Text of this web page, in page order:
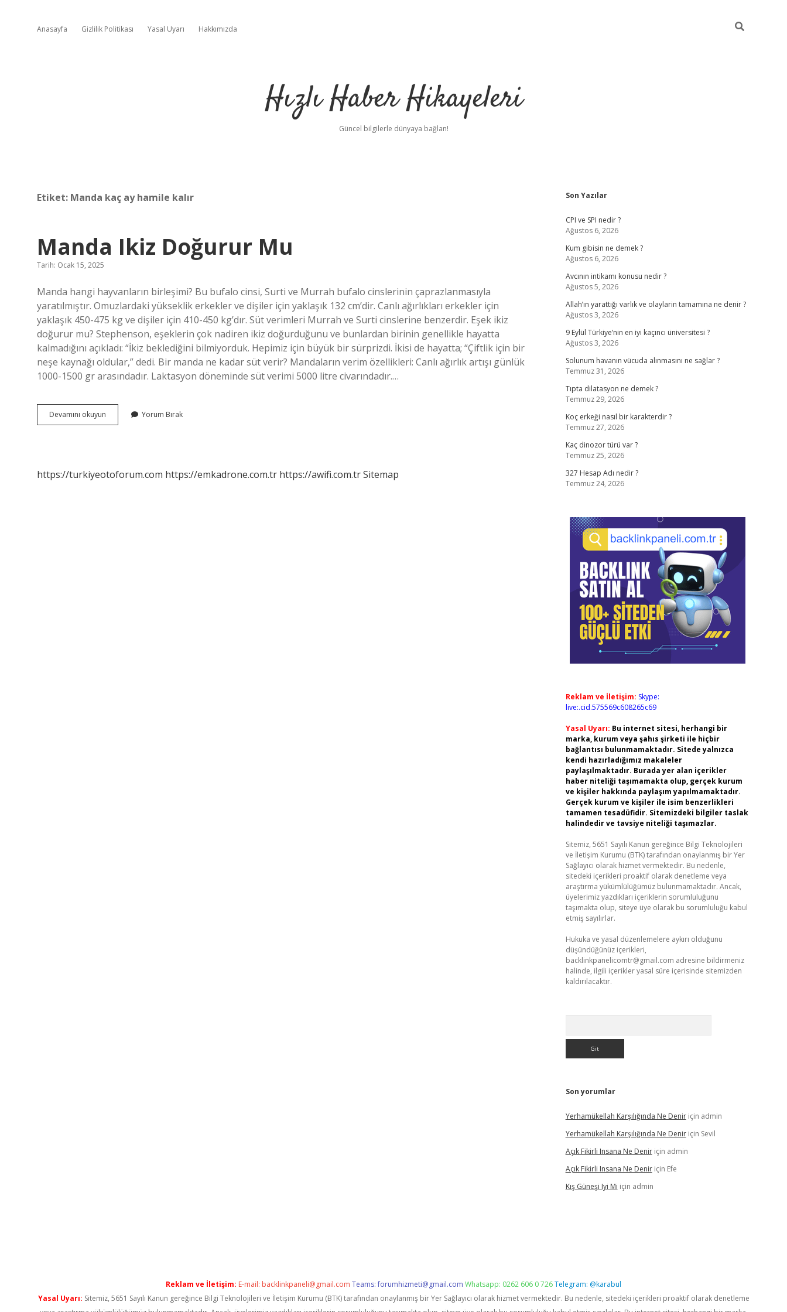
Anasayfa Gizlilik Politikası Yasal Uyarı Hakkımızda
Hızlı Haber Hikayeleri
Güncel bilgilerle dünyaya bağlan!
Etiket: Manda kaç ay hamile kalır
Manda Ikiz Doğurur Mu
Tarih: Ocak 15, 2025
Manda hangi hayvanların birleşimi? Bu bufalo cinsi, Surti ve Murrah bufalo cinslerinin çaprazlanmasıyla
yaratılmıştır. Omuzlardaki yükseklik erkekler ve dişiler için yaklaşık 132 cm’dir. Canlı ağırlıkları erkekler için
yaklaşık 450-475 kg ve dişiler için 410-450 kg’dır. Süt verimleri Murrah ve Surti cinslerine benzerdir. Eşek ikiz
doğurur mu? Stephenson, eşeklerin çok nadiren ikiz doğurduğunu ve bunlardan birinin genellikle hayatta
kalmadığını açıkladı: “İkiz beklediğini bilmiyorduk. Hepimiz için büyük bir sürprizdi. İkisi de hayatta; “Çiftlik için bir
neşe kaynağı oldular,” dedi. Bir manda ne kadar süt verir? Mandaların verim özellikleri: Canlı ağırlık artışı günlük
1000-1500 gr arasındadır. Laktasyon döneminde süt verimi 5000 litre civarındadır.…
Devamını okuyun
Ikiz
Yorum Bırak
https://turkiyeotoforum.com https://emkadrone.com.tr https://awifi.com.trSitemap
Sidebar
Son Yazılar
CPI ve SPI nedir ?
Ağustos 6, 2026
Kum gibisin ne demek ?
Ağustos 6, 2026
Avcının intikamı konusu nedir ?
Ağustos 5, 2026
Allah’ın yarattığı varlık ve olaylarin tamamına ne denir ?
Ağustos 3, 2026
9 Eylül Türkiye’nin en iyi kaçıncı üniversitesi ?
Ağustos 3, 2026
Solunum havanın vücuda alınmasını ne sağlar ?
Temmuz 31, 2026
Tıpta dilatasyon ne demek ?
Temmuz 29, 2026
Koç erkeği nasıl bir karakterdir ?
Temmuz 27, 2026
Kaç dinozor türü var ?
Temmuz 25, 2026
327 Hesap Adı nedir ?
Temmuz 24, 2026
Reklam ve İletişim: Skype:
live:.cid.575569c608265c69
Yasal Uyarı: Bu internet sitesi, herhangi bir
marka, kurum veya şahıs şirketi ile hiçbir
bağlantısı bulunmamaktadır. Sitede yalnızca
kendi hazırladığımız makaleler
paylaşılmaktadır. Burada yer alan içerikler
haber niteliği taşımamakta olup, gerçek kurum
ve kişiler hakkında paylaşım yapılmamaktadır.
Gerçek kurum ve kişiler ile isim benzerlikleri
tamamen tesadüfidir. Sitemizdeki bilgiler taslak
halindedir ve tavsiye niteliği taşımazlar.
Sitemiz, 5651 Sayılı Kanun gereğince Bilgi Teknolojileri
ve İletişim Kurumu (BTK) tarafından onaylanmış bir Yer
Sağlayıcı olarak hizmet vermektedir. Bu nedenle,
sitedeki içerikleri proaktif olarak denetleme veya
araştırma yükümlülüğümüz bulunmamaktadır. Ancak,
üyelerimiz yazdıkları içeriklerin sorumluluğunu
taşımakta olup, siteye üye olarak bu sorumluluğu kabul
etmiş sayılırlar.
Hukuka ve yasal düzenlemelere aykırı olduğunu
düşündüğünüz içerikleri,
backlinkpanelicomtr@gmail.com adresine bildirmeniz
halinde, ilgili içerikler yasal süre içerisinde sitemizden
kaldırılacaktır.
Son yorumlar
Yerhamükellah Karşılığında Ne Deniriçin admin
Yerhamükellah Karşılığında Ne Deniriçin Sevil
Açık Fikirli Insana Ne Deniriçin admin
Açık Fikirli Insana Ne Deniriçin Efe
Kış Güneşi Iyi Mi için admin
Reklam ve İletişim: E-mail: backlinkpaneli@gmail.com Teams:forumhizmeti@gmail.com Whatsapp: 0262 606 0 726Telegram: @karabul
Yasal Uyarı: Sitemiz, 5651 Sayılı Kanun gereğince Bilgi Teknolojileri ve İletişim Kurumu (BTK) tarafından onaylanmış bir Yer Sağlayıcı olarak hizmet vermektedir. Bu nedenle, sitedeki içerikleri proaktif olarak denetleme